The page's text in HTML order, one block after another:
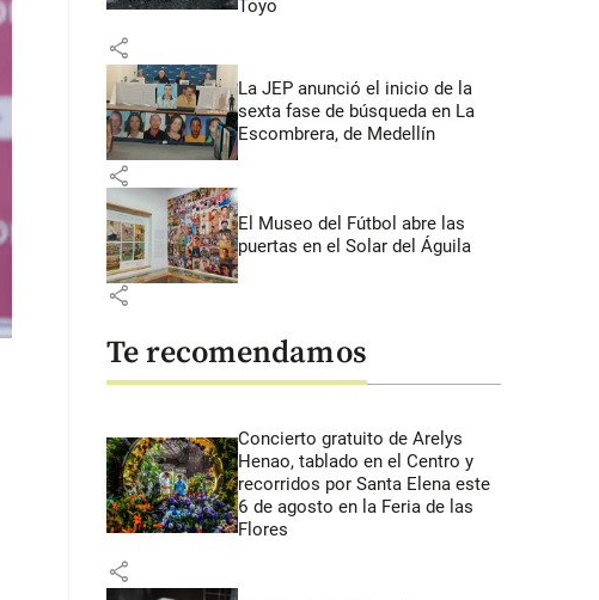
Toyo
share
La JEP anunció el inicio de la
sexta fase de búsqueda en La
Escombrera, de Medellín
share
El Museo del Fútbol abre las
puertas en el Solar del Águila
share
Te recomendamos
Concierto gratuito de Arelys
Henao, tablado en el Centro y
recorridos por Santa Elena este
6 de agosto en la Feria de las
Flores
share